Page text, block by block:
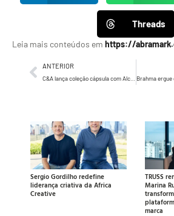
Threads
Leia mais conteúdos em https://
ANTERIOR
Sergio Gordilho redefine
liderança criativa da Africa
Creative
TRUSS
Marina
marca